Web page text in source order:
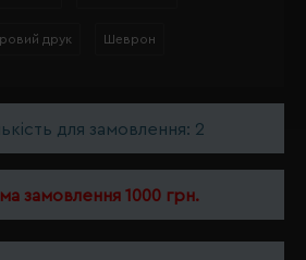
друк Шеврон
для замовлення: 2
замовлення 1000 грн.